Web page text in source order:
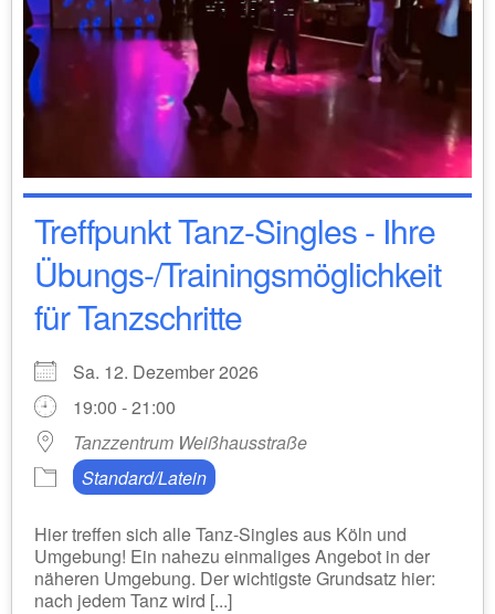
Treffpunkt Tanz-Singles - Ihre
Übungs-/Trainingsmöglichkeit
für Tanzschritte
Sa. 12. Dezember 2026
19:00 - 21:00
Tanzzentrum Weißhausstraße
Standard/Latein
Hier treffen sich alle Tanz-Singles aus Köln und
Umgebung! Ein nahezu einmaliges Angebot in der
näheren Umgebung. Der wichtigste Grundsatz hier:
nach jedem Tanz wird [...]